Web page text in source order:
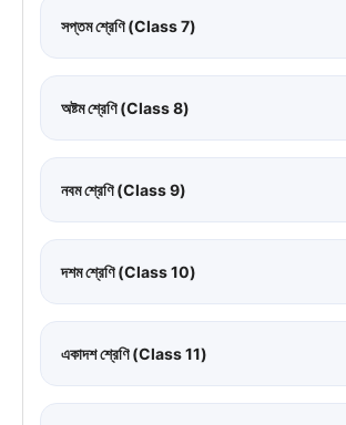
সপ্তম শ্রেণি (Class 7)
অষ্টম শ্রেণি (Class 8)
নবম শ্রেণি (Class 9)
দশম শ্রেণি (Class 10)
একাদশ শ্রেণি (Class 11)